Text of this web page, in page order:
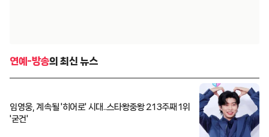
연예-방송의 최신 뉴스
임영웅, 계속될 '히어로' 시대..스타왕중왕 213주째 1위
'굳건'